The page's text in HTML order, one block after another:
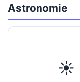
Astronomie
☀